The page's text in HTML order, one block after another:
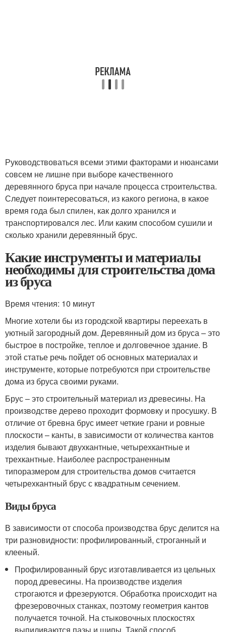
Руководствоваться всеми этими факторами и нюансами
совсем не лишне при выборе качественного
деревянного бруса при начале процесса строительства.
Следует поинтересоваться, из какого региона, в какое
время года был спилен, как долго хранился и
транспортировался лес. Или каким способом сушили и
сколько хранили деревянный брус.
Какие инструменты и материалы
необходимы для строительства дома
из бруса
Время чтения: 10 минут
Многие хотели бы из городской квартиры переехать в
уютный загородный дом. Деревянный дом из бруса – это
быстрое в постройке, теплое и долговечное здание. В
этой статье речь пойдет об основных материалах и
инструменте, которые потребуются при строительстве
дома из бруса своими руками.
Брус – это строительный материал из древесины. На
производстве дерево проходит формовку и просушку. В
отличие от бревна брус имеет четкие грани и ровные
плоскости – канты, в зависимости от количества кантов
изделия бывают двухкантные, четырехкантные и
трехкантные. Наиболее распространенным
типоразмером для строительства домов считается
четырехкантный брус с квадратным сечением.
Виды бруса
В зависимости от способа производства брус делится на
три разновидности: профилированный, строганный и
клееный.
Профилированный брус изготавливается из цельных
пород древесины. На производстве изделия
строгаются и фрезеруются. Обработка происходит на
фрезеровочных станках, поэтому геометрия кантов
получается точной. На стыковочных плоскостях